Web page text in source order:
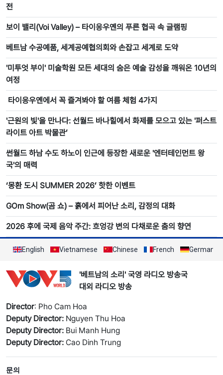
전
보이 밸리(Voi Valley) – 타이응우옌의 푸른 협곡 속 글램핑
베트남 수공예품, 세계공예협의회와 손잡고 세계로 도약
'미투엇 부이' 미술학원 모든 세대의 숨은 예술 감성을 깨워온 10년의
여정
타이응우옌에서 꼭 즐겨봐야 할 여름 체험 4가지
'근원의 빛'을 만나다: 선월드 바나힐에서 화제를 모으고 있는 '퍼스트
라이트 아트 박물관’
썬월드 하남 수도 하노이 인근에 등장한 새로운 '엔터테인먼트 왕
국'의 매력
‘몽환 도시 SUMMER 2026’ 핫한 이벤트
GOm Show(곰 쇼) – 흙에서 피어난 소리, 감정의 대화
2026 후에 국제 음악 주간: 흐엉강 변의 다채로운 춤의 향연
English Vietnamese Chinese French German
'베트남의 소리' 국영 라디오 방송국
대외 라디오 방송
Director: Pho Cam Hoa
Deputy Director: Nguyen Thu Hoa
Deputy Director: Bui Manh Hung
Deputy Director: Cao Dinh Trung
문의